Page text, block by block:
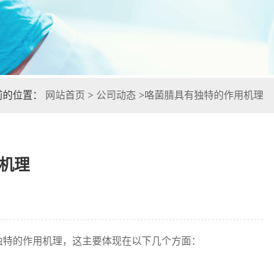
位置： 网站首页 > 公司动态 >咯菌腈具有独特的作用机理
理
的作用机理，这主要体现在以下几个方面：